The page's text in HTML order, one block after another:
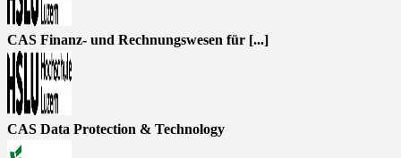
CAS Finanz- und Rechnungswesen für [...]
CAS Data Protection & Technology